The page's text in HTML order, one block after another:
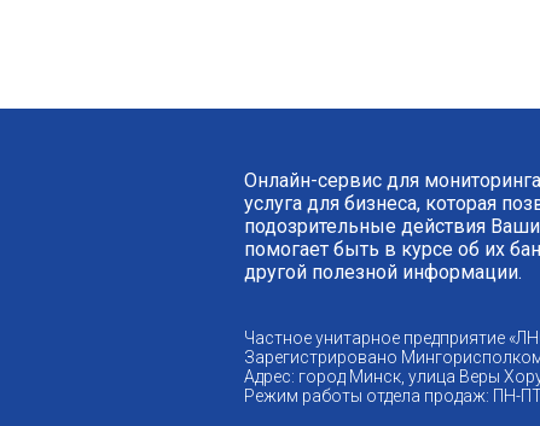
Онлайн-сервис для
услуга для бизнеса, которая
подозрительные действия
помогает быть в курсе об их
другой полезной информации.
Частное унитарное предприятие
Зарегистрировано
Адрес: город Минск, улица Веры
Режим работы отдела продаж: ПН-ПТ